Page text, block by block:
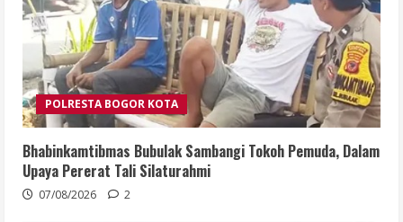
POLRESTA BOGOR KOTA
Bhabinkamtibmas Bubulak Sambangi Tokoh Pemuda, Dalam
Upaya Pererat Tali Silaturahmi
07/08/2026 2